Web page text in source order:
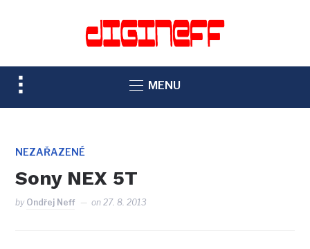
TOGGLE
SIDEBAR
NAVIGATION
MENU
NEZAŘAZENÉ
Sony NEX 5T
by Ondřej Neff on27. 8. 2013